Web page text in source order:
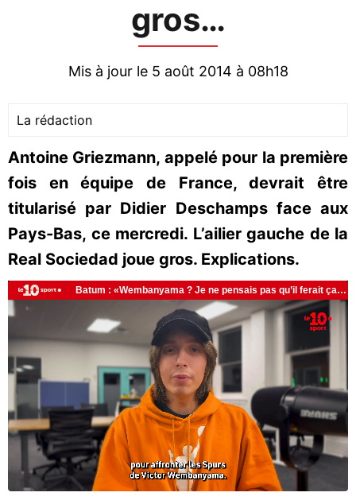
gros…
Mis à jour le 5 août 2014 à 08h18
La rédaction
Antoine Griezmann, appelé pour la première
fois en équipe de France, devrait être
titularisé par Didier Deschamps face aux
Pays-Bas, ce mercredi. L’ailier gauche de la
Real Sociedad joue gros. Explications.